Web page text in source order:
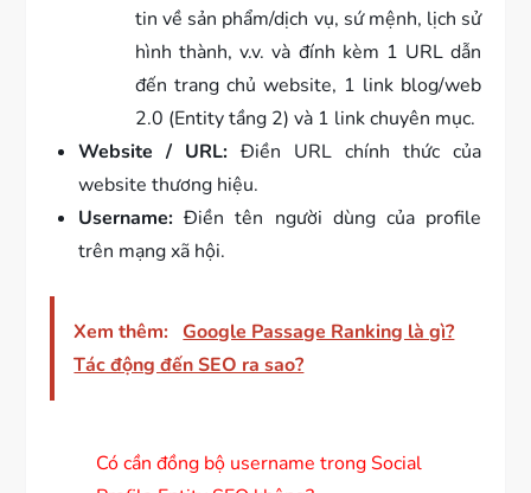
tin về sản phẩm/dịch vụ, sứ mệnh, lịch sử
hình thành, v.v. và đính kèm 1 URL dẫn
đến trang chủ website, 1 link blog/web
2.0 (Entity tầng 2) và 1 link chuyên mục.
Website / URL: Điền URL chính thức của
website thương hiệu.
Username: Điền tên người dùng của profile
trên mạng xã hội.
Xem thêm: Google Passage Ranking là gì?
Tác động đến SEO ra sao?
Có cần đồng bộ username trong Social